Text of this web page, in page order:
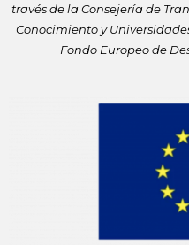
través de laConsejería de
Conocimiento y
Fondo Europeo de